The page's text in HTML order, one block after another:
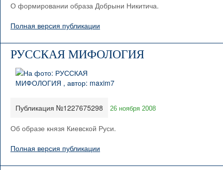
О формировании образа Добрыни Никитича.
Полная версия публикации
РУССКАЯ МИФОЛОГИЯ
Публикация №1227675298 26 ноября 2008
Об образе князя Киевской Руси.
Полная версия публикации